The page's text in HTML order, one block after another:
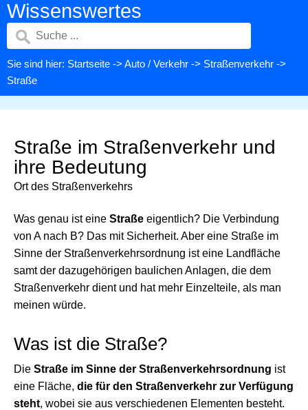
Wissenswertes
Sie sind hier: Startseite -> Auto / Verkehr -> Straßenverkehr ->
Straße
Straße im Straßenverkehr und
ihre Bedeutung
Ort des Straßenverkehrs
Was genau ist eine Straße eigentlich? Die Verbindung
von A nach B? Das mit Sicherheit. Aber eine Straße im
Sinne der Straßenverkehrsordnung ist eine Landfläche
samt der dazugehörigen baulichen Anlagen, die dem
Straßenverkehr dient und hat mehr Einzelteile, als man
meinen würde.
Was ist die Straße?
Die Straße im Sinne der Straßenverkehrsordnung ist
eine Fläche, die für den Straßenverkehr zur Verfügung
steht, wobei sie aus verschiedenen Elementen besteht.